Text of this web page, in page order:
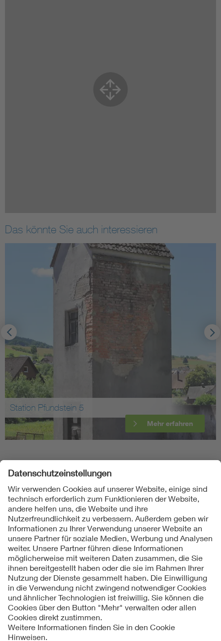
Das könnte Sie auch interessieren
Station Pfundstein 5
Mehr erfahren
Folgen Sie uns
Kontakte
Service
Impressum
Datenschutzinformationen